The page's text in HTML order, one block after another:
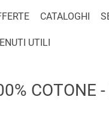
CATALOGHI
UTILI
COTONE